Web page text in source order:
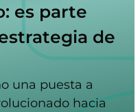
es parte
de
una puesta a
hacia